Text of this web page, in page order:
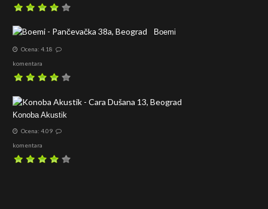
Boemi
Ocena: 4.18
komentara
Konoba Akustik
Ocena: 4.09
komentara